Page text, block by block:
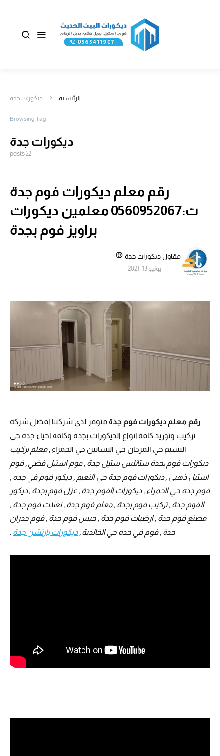
الرئيسية ديكورات جدة
Browsing Tag
ديكورات جدة
22 posts
رقم معلم ديكورات فوم جدة
ت:0560952067 معلمين ديكورات
براويز فوم بجدة
مقاول ديكورات جدة
يونيو 13, 2021
رقم معلم ديكورات فوم جدة متوفر لدى شركتنا افضل شركة
تركيب وتوريد كافة انواع الديكورات بجدة وكافة احياء جدة حي
النسيم حي المرجان حي البساتين حي الحمراء ,معلم تركيب
ديكورات فوم بجدة ستانلس ستيل جدة , فوم استيل فضي , فوم
استيل ذهبي , ديكورات فوم جدة حي النعيم , ديكور فوم في جده ,
فوم جده حي الحمراء , ديكورات الفوم جدة , عزل فوم بجدة , ديكور
الفوم جدة , تركيب فوم بجدة , معلم فوم جدة , نعلات فوم جدة ,
مصنع فوم جدة , ارضيات فوم جدة , جبس فوم جدة , فوم جدران
جدة , فوم في جده حي الخالدية ,ديكورات بارتشن جدة .